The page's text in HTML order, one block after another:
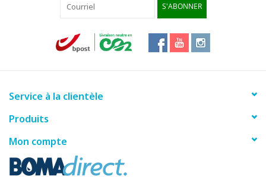
S'ABONNER
Service à la clientèle
Produits
Mon compte